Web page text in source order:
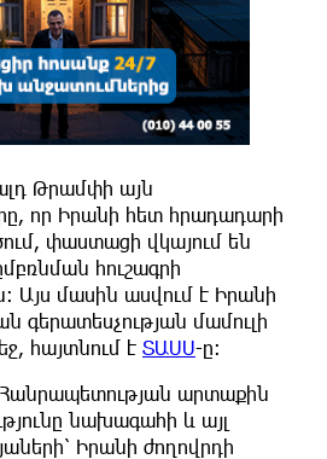
Թրամփի այն
որ Իրանի հետ հրադադարի
փաստացի վկայում են
հուշագրի
Այս մասին ասվում է Իրանի
գերատեսչության մամուլի
հայտնում է ՏԱՍՍ-ը:
արտաքին
նախագահի և այլ
Իրանի ժողովրդի